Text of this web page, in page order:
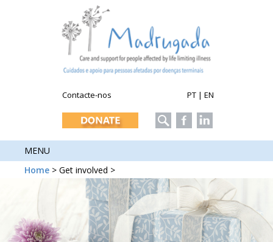
Contacte-nos PT | EN
MENU
Home > Get involved >